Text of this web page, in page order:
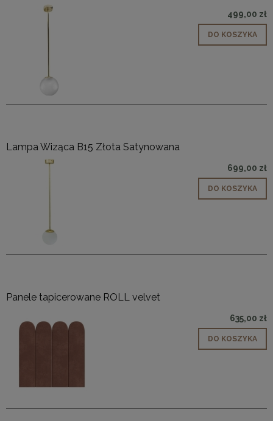
499,00 zł
DO KOSZYKA
Lampa Wiząca B15 Złota Satynowana
699,00 zł
DO KOSZYKA
Panele tapicerowane ROLL velvet
635,00 zł
DO KOSZYKA